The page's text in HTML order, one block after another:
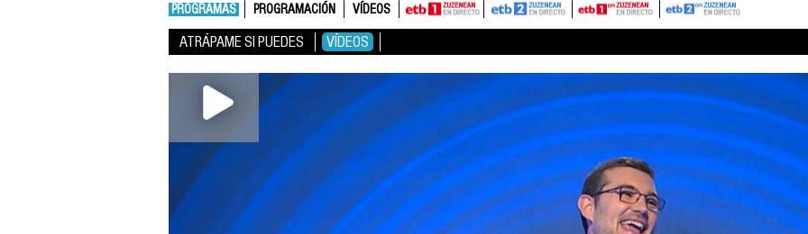
PROGRAMAS PROGRAMACIÓN VÍDEOS
ATRÁPAME SI PUEDES VÍDEOS